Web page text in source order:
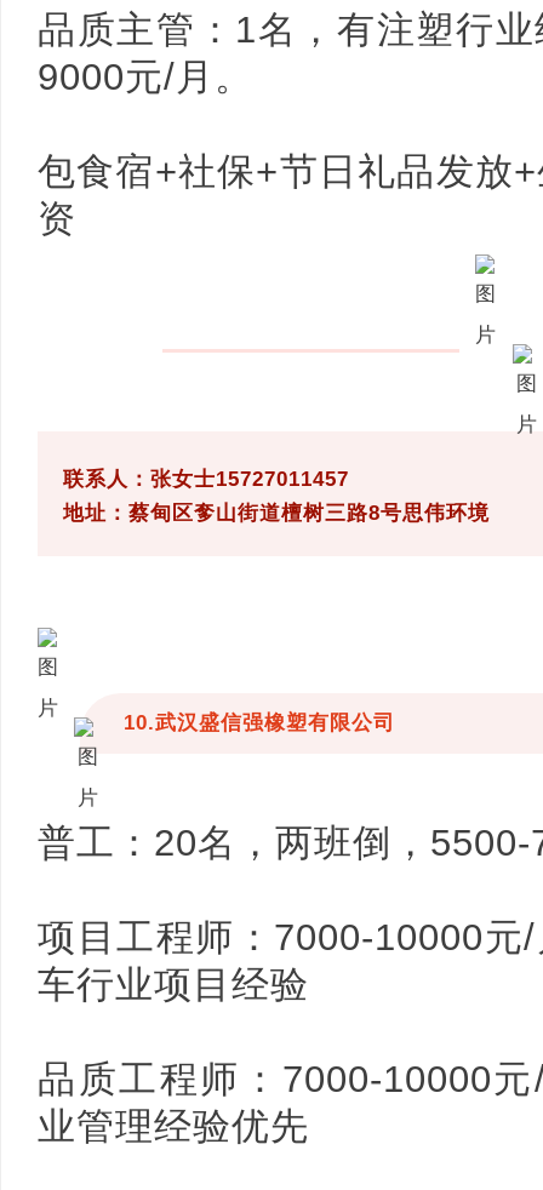
品质主管：1名，有注塑行
9000元/月。
包食宿+社保+节日礼品发放
资
联系人：张女士15727011457
地址：蔡甸区奓山街道檀树三路8号思伟环境
10.武汉盛信强橡塑有限公司
普工：20名，两班倒，
项目工程师：7000-10000
车行业项目经验
品质工程师：7000-10000
业管理经验优先